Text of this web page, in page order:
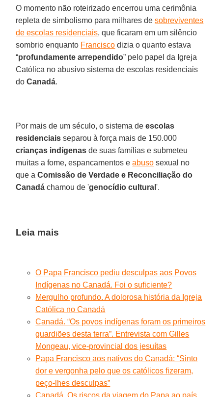
O momento não roteirizado encerrou uma cerimônia
repleta de simbolismo para milhares desobreviventes
de escolas residenciais, que ficaram em um silêncio
sombrio enquanto Francisco dizia o quanto estava
“profundamente arrependido” pelo papel da Igreja
Católica no abusivo sistema de escolas residenciais
doCanadá.
Por mais de um século, o sistema deescolas
residenciais separou à força mais de 150.000
crianças indígenas de suas famílias e submeteu
muitas a fome, espancamentos eabuso sexual no
que aComissão de Verdade e Reconciliação do
Canadá chamou de 'genocídio cultural'.
Leia mais
O Papa Francisco pediu desculpas aos Povos
Indígenas no Canadá. Foi o suficiente?
Mergulho profundo. A dolorosa história da Igreja
Católica no Canadá
Canadá. “Os povos indígenas foram os primeiros
guardiões desta terra”. Entrevista com Gilles
Mongeau, vice-provincial dos jesuítas
Papa Francisco aos nativos do Canadá: “Sinto
dor e vergonha pelo que os católicos fizeram,
peço-lhes desculpas”
Canadá. Os riscos da viagem do Papa ao país.